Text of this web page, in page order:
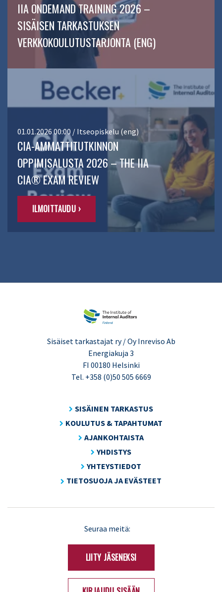
IIA ONDEMAND TRAINING 2026 –
SISÄISEN TARKASTUKSEN
VERKKOKOULUTUSTARJONTA (ENG)
01.01.2026 00:00 / Itseopiskelu (eng)
CIA-AMMATTITUTKINNON
OPPIMISALUSTA 2026 – THE IIA
CIA® EXAM REVIEW
ILMOITTAUDU ›
Sisäiset tarkastajat ry / Oy Inreviso Ab
Energiakuja 3
FI 00180 Helsinki
Tel. +358 (0)50 505 6669
SISÄINEN TARKASTUS
KOULUTUS & TAPAHTUMAT
AJANKOHTAISTA
YHDISTYS
YHTEYSTIEDOT
TIETOSUOJA JA EVÄSTEET
Seuraa meitä:
LIITY JÄSENEKSI